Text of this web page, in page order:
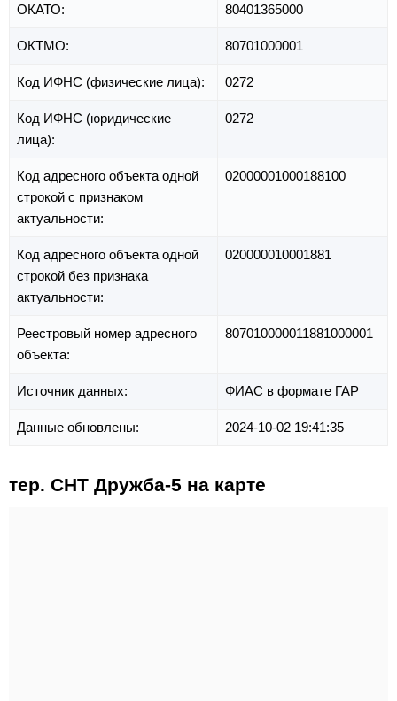
ОКАТО: 80401365000
ОКТМО: 80701000001
Код ИФНС (физические лица): 0272
Код ИФНС (юридические
лица):
0272
Код адресного объекта одной
строкой с признаком
актуальности:
02000001000188100
Код адресного объекта одной
строкой без признака
актуальности:
020000010001881
Реестровый номер адресного
объекта:
807010000011881000001
Источник данных: ФИАС в формате ГАР
Данные обновлены: 2024-10-02 19:41:35
тер. СНТ Дружба-5 на карте